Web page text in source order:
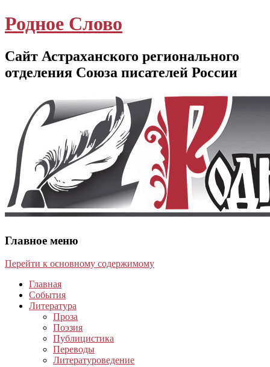
Родное Слово
Сайт Астраханского регионального
отделения Союза писателей России
Главное меню
Перейти к основному содержимому
Главная
События
Литература
Проза
Поэзия
Публицистика
Переводы
Литературоведение